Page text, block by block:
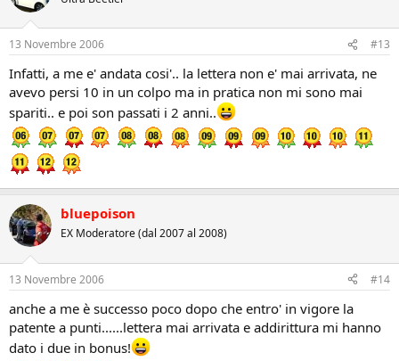
13 Novembre 2006 #13
Infatti, a me e' andata cosi'.. la lettera non e' mai arrivata, ne
avevo persi 10 in un colpo ma in pratica non mi sono mai
spariti.. e poi son passati i 2 anni..
bluepoison
EX Moderatore (dal 2007 al 2008)
13 Novembre 2006 #14
anche a me è successo poco dopo che entro' in vigore la
patente a punti......lettera mai arrivata e addirittura mi hanno
dato i due in bonus!